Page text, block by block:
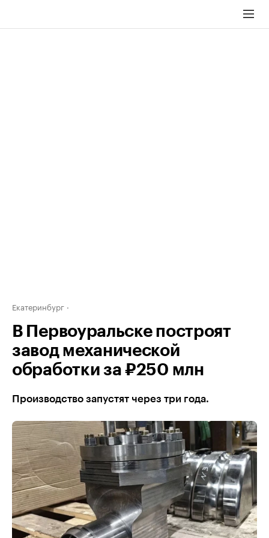
Екатеринбург
В Первоуральске построят
завод механической
обработки за ₽250 млн
Производство запустят через три года.